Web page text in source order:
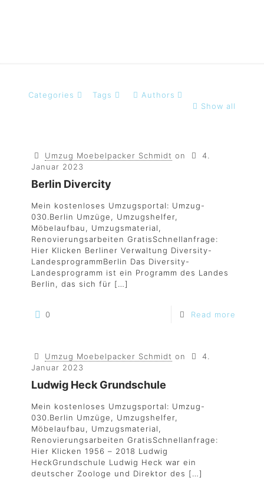
Categories Tags
Authors
Show all
Umzug Moebelpacker Schmidt on
4.
Januar 2023
Berlin Divercity
Mein kostenloses Umzugsportal: Umzug-
030.Berlin Umzüge, Umzugshelfer,
Möbelaufbau, Umzugsmaterial,
Renovierungsarbeiten GratisSchnellanfrage:
Hier Klicken Berliner Verwaltung Diversity-
LandesprogrammBerlin Das Diversity-
Landesprogramm ist ein Programm des Landes
Berlin, das sich für […]
0 Read more
Umzug Moebelpacker Schmidt on
4.
Januar 2023
Ludwig Heck Grundschule
Mein kostenloses Umzugsportal: Umzug-
030.Berlin Umzüge, Umzugshelfer,
Möbelaufbau, Umzugsmaterial,
Renovierungsarbeiten GratisSchnellanfrage:
Hier Klicken 1956 – 2018 Ludwig
HeckGrundschule Ludwig Heck war ein
deutscher Zoologe und Direktor des […]